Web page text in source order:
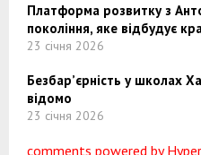
Платформа розвитку з
покоління, яке відбудує
23 січня 2026
Безбар’єрність у школах
відомо
23 січня 2026
comments powered by